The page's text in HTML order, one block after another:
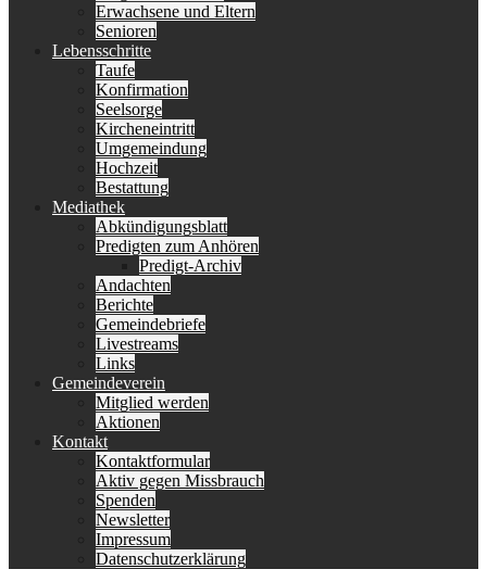
Erwachsene und Eltern
Senioren
Lebensschritte
Taufe
Konfirmation
Seelsorge
Kircheneintritt
Umgemeindung
Hochzeit
Bestattung
Mediathek
Abkündigungsblatt
Predigten zum Anhören
Predigt-Archiv
Andachten
Berichte
Gemeindebriefe
Livestreams
Links
Gemeindeverein
Mitglied werden
Aktionen
Kontakt
Kontaktformular
Aktiv gegen Missbrauch
Spenden
Newsletter
Impressum
Datenschutzerklärung